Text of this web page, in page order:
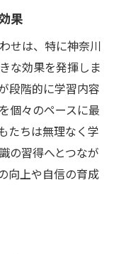
果
せは、特に神奈川
な効果を発揮しま
段階的に学習内容
個々のペースに最
たちは無理なく学
の習得へとつなが
向上や自信の育成